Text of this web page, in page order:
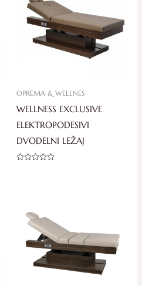
OPREMA & WELLNES
WELLNESS EXCLUSIVE
ELEKTROPODESIVI
DVODELNI LEŽAJ